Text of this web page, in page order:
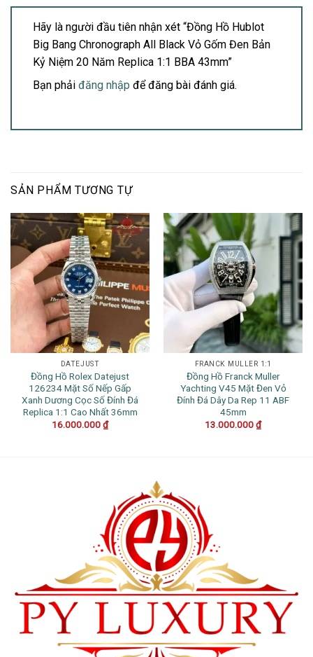
Hãy là người đầu tiên nhận xét “Đồng Hồ Hublot
Big Bang Chronograph All Black Vỏ Gốm Đen Bản
Kỷ Niệm 20 Năm Replica 1:1 BBA 43mm”
Bạn phải đăng nhập để đăng bài đánh giá.
SẢN PHẨM TƯƠNG TỰ
DATEJUST
Đồng Hồ Rolex Datejust
126234 Mặt Số Nếp Gấp
Xanh Dương Cọc Số Đính Đá
Replica 1:1 Cao Nhất 36mm
16.000.000₫
FRANCK MULLER 1:1
Đồng Hồ Franck Muller
Yachting V45 Mặt Đen Vỏ
Đính Đá Dây Da Rep 11 ABF
45mm
13.000.000₫